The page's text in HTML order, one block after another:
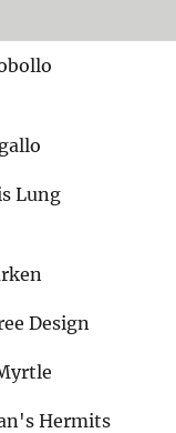
Lung
Design
Hermits